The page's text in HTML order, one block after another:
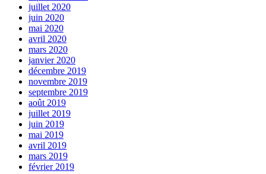
juillet 2020
juin 2020
mai 2020
avril 2020
mars 2020
janvier 2020
décembre 2019
novembre 2019
septembre 2019
août 2019
juillet 2019
juin 2019
mai 2019
avril 2019
mars 2019
février 2019